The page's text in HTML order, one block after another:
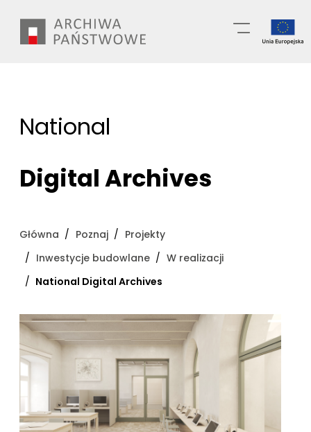
treści
National
Digital Archives
Główna Poznaj
Projekty
Inwestycje budowlane
W realizacji
National Digital Archives
kliknięcie spowoduje powiększenie zdjęcia w galerii